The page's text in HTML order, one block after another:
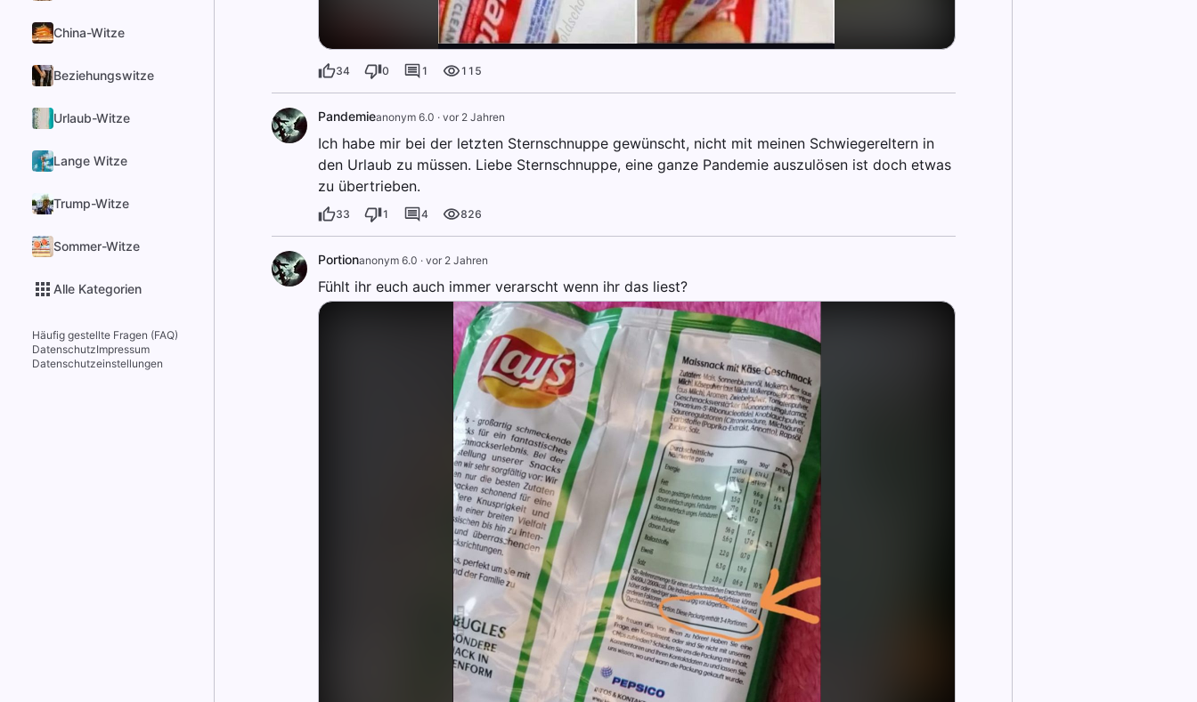
China-Witze
Beziehungswitze
Urlaub-Witze
Lange Witze
Trump-Witze
Sommer-Witze
Alle Kategorien
Häufig gestellte Fragen (FAQ)
DatenschutzImpressum
Datenschutzeinstellungen
34 0 1 115
Pandemieanonym 6.0 · vor 2 Jahren
Ich habe mir bei der letzten Sternschnuppe gewünscht, nicht mit meinen Schwiegereltern in
den Urlaub zu müssen. Liebe Sternschnuppe, eine ganze Pandemie auszulösen ist doch etwas
zu übertrieben.
33 1 4 826
Portionanonym 6.0 · vor 2 Jahren
Fühlt ihr euch auch immer verarscht wenn ihr das liest?